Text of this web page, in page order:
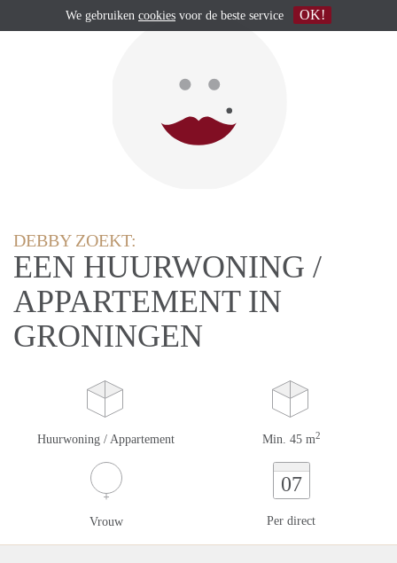
DEBBY ZOEKT:
EEN HUURWONING /
APPARTEMENT IN
GRONINGEN
Huurwoning / Appartement Min. 45 m2
Vrouw
07
Per direct
We gebruiken cookies voor de beste service OK!